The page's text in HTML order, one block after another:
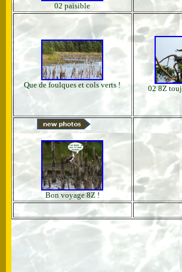
02 paisible
Que de foulques et cols verts ! 02 8Z
Bon voyage 8Z !